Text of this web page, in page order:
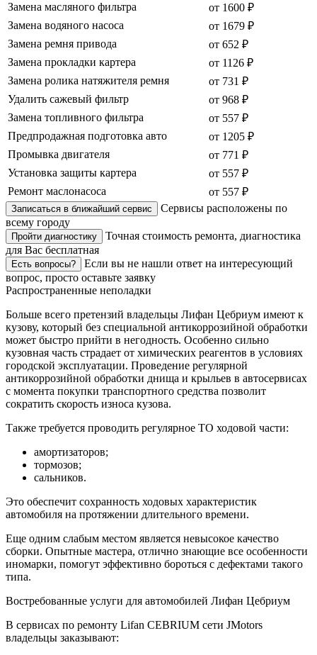
Замена масляного фильтра
от 1600 ₽
Замена водяного насоса
от 1679 ₽
Замена ремня привода
от 652 ₽
Замена прокладки картера
от 1126 ₽
Замена ролика натяжителя ремня
от 731 ₽
Удалить сажевый фильтр
от 968 ₽
Замена топливного фильтра
от 557 ₽
Предпродажная подготовка авто
от 1205 ₽
Промывка двигателя
от 771 ₽
Установка защиты картера
от 557 ₽
Ремонт маслонасоса
от 557 ₽
Записаться в ближайший сервис
Сервисы расположены по
всему городу
Пройти диагностику
Точная стоимость ремонта, диагностика
для Вас бесплатная
Есть вопросы?
Если вы не нашли ответ на интересующий
вопрос, просто оставьте заявку
Распространенные неполадки
Больше всего претензий владельцы Лифан Цебриум имеют к
кузову, который без специальной антикоррозийной обработки
может быстро прийти в негодность. Особенно сильно
кузовная часть страдает от химических реагентов в условиях
городской эксплуатации. Проведение регулярной
антикоррозийной обработки днища и крыльев в автосервисах
с момента покупки транспортного средства позволит
сократить скорость износа кузова.
Также требуется проводить регулярное ТО ходовой части:
амортизаторов;
тормозов;
сальников.
Это обеспечит сохранность ходовых характеристик
автомобиля на протяжении длительного времени.
Еще одним слабым местом является невысокое качество
сборки. Опытные мастера, отлично знающие все особенности
иномарки, помогут эффективно бороться с дефектами такого
типа.
Востребованные услуги для автомобилей Лифан Цебриум
В сервисах по ремонту Lifan CEBRIUM сети JMotors
владельцы заказывают: